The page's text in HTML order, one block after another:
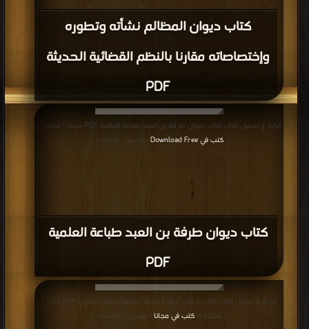
كتاب ديوان المظالم نشأته وتطوره
وإختصاصاته مقارنا بالنظم القضائية الحديثة
PDF
كتاب ديوان طرفة بن العبد طباعة العلمية
PDF
قراءة و تحميل كتاب كتاب ديوان طرفة بن العبد طباعة العلمية PDF مجانا | مكتبة >
كتب في Download Free
| التحميل : مرة/مرات
قراءة و تحميل كتاب كتاب ديوان أوراق الخريف طباعة أوقاف المغرب PDF مجانا |
مكتبة >كتب في مجانا | التحميل : مرة/مرات